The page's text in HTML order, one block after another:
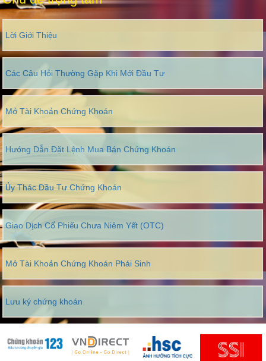
Lời Giới Thiệu
Các Câu Hỏi Thường Gặp Khi Mới Đầu Tư
Mở Tài Khoản Chứng Khoán
Hướng Dẫn Đặt Lệnh Mua Bán Chứng Khoán
Ủy Thác Đầu Tư Chứng Khoán
Giao Dịch Cổ Phiếu Chưa Niêm Yết (OTC)
Mở Tài Khoản Chứng Khoán Phái Sinh
Lưu ký chứng khoán